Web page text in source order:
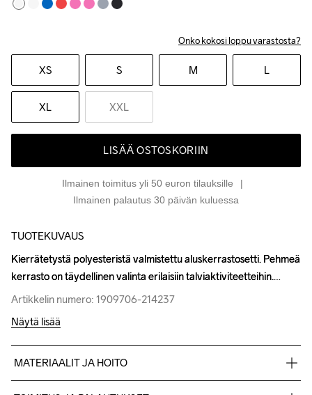
Onko kokosi loppu varastosta?
XS S M L
XL XXL
LISÄÄ OSTOSKORIIN
Ilmainen toimitus yli 50 euron tilauksille
Ilmainen palautus 30 päivän kuluessa
TUOTEKUVAUS
Kierrätetystä polyesteristä valmistettu aluskerrastosetti. Pehmeä
kerrasto on täydellinen valinta erilaisiin talviaktiviteetteihin.
Artikkelin numero: 1909706-214237
Kierrätetystä polyesteristä valmistettu aluskerrastosetti. Pehmeä
kerrasto on täydellinen valinta erilaisiin talviaktiviteetteihin.
Artikkelin numero: 1909706-214237
Näytä lisää
MATERIAALIT JA HOITO